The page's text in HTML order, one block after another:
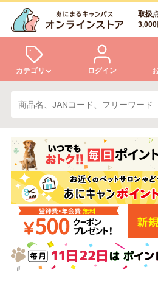
取扱
3,000
カテゴリ
犬
小動物・鳥
ドッグフード
美容・ケア用品
ログイン
ログイン
会員登録
あにまるキャンパスについて
アフターサービス
商品リクエスト